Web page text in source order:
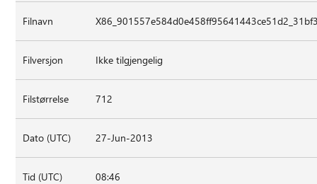
Filnavn
Filversjon Ikke tilgjengelig
Filstørrelse 712
Dato (UTC) 27-Jun-2013
Tid (UTC) 08:46